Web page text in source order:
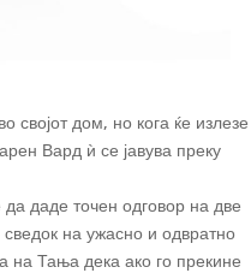
дом, но кога ќе излезе
Вард ѝ се јавува преку
даде точен одговор на две
на ужасно и одвратно
на Тања дека ако го прекине